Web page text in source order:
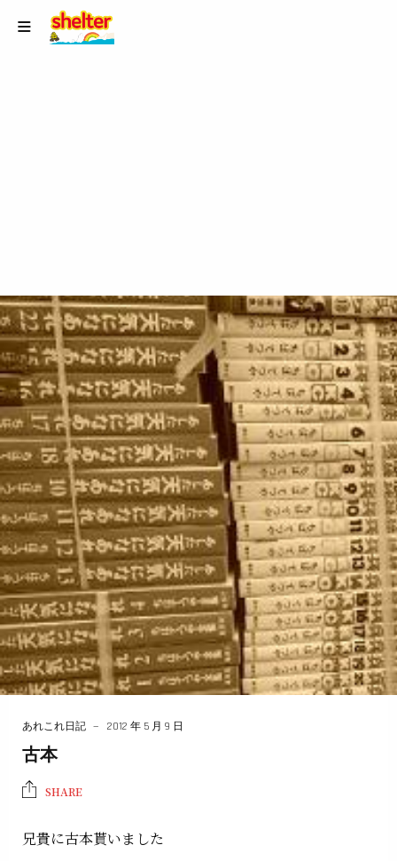
あれこれ日記 2012 年 5 月 9 日
古本
SHARE
兄貴に古本貰いました